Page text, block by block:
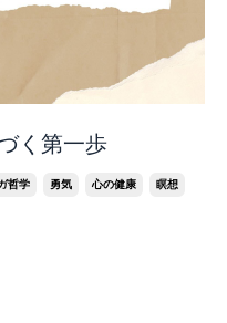
く第一歩
哲学 勇気 心の健康 瞑想